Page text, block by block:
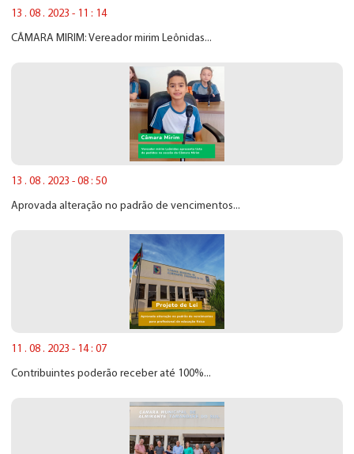
13 . 08 . 2023 - 11 : 14
CÂMARA MIRIM: Vereador mirim Leônidas...
13 . 08 . 2023 - 08 : 50
Aprovada alteração no padrão de vencimentos...
11 . 08 . 2023 - 14 : 07
Contribuintes poderão receber até 100%...